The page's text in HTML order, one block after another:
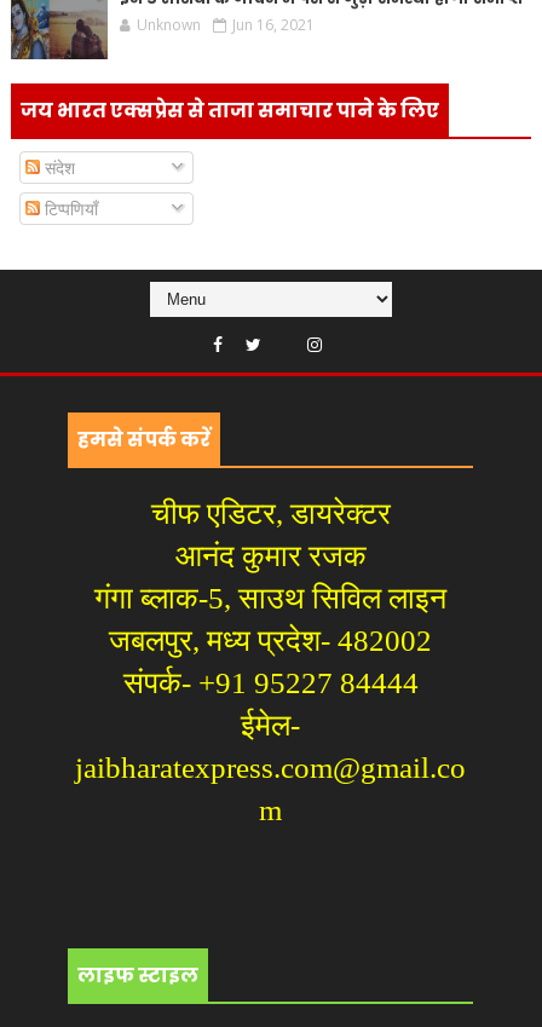
Unknown Jun 16, 2021
जय भारत एक्सप्रेस से ताजा समाचार पाने के लिए
संदेश
टिप्पणियाँ
हमसे संपर्क करें
चीफ एडिटर, डायरेक्टर
आनंद कुमार रजक
गंगा ब्लाक-5, साउथ सिविल लाइन
जबलपुर, मध्य प्रदेश- 482002
संपर्क- +91 95227 84444
ईमेल-
jaibharatexpress.com@gmail.co
m
लाइफ स्टाइल